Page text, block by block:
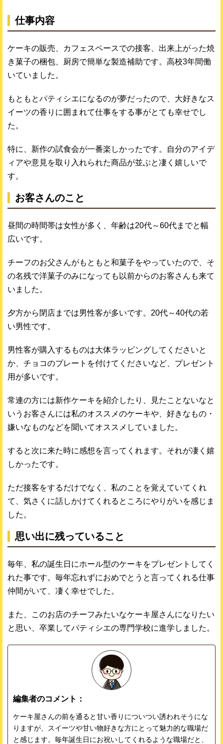
仕事内容
ケーキの販売、カフェスペースでの接客、出来上がった焼
き菓子の梱包、厨房で簡単な製造補助です。高校3年間働
いていました。
もともとパティシエになるのが夢だったので、大好きなス
イーツの香りに囲まれて仕事をする事がとても幸せでし
た。
特に、新作の試食会が一番楽しかったです。自分のアイデ
ィアや意見を取り入れられた商品が並ぶと凄く嬉しいで
す。
お客さんのこと
昼間の時間帯は女性が多く、年齢は20代～60代までと幅
広いです。
チーフのお父さんがもともと和菓子をやっていたので、そ
の名残で洋菓子のみになっても以前からのお客さんも来て
いました。
夕方から閉店までは男性客が多いです。20代～40代の若
い男性です。
男性客が購入するものは大体ラッピングしてくださいと
か、チョコのプレートを付けてくださいなど、プレゼント
用が多いです。
常連の方には新作ケーキを紹介したり、見たことないなと
いうお客さんには私のオススメのケーキや、好きなもの・
嫌いなものなどを聞いてオススメしていました。
すると次に来た時に感想を言ってくれます。それが凄く嬉
しかったです。
ただ接客をするだけでなく、私のことを覚えていてくれ
て、気さくに話しかけてくれるところにやりがいを感じま
した。
思い出に残っていること
毎年、私の誕生日にホール型のケーキをプレゼントしてく
れた事です。毎年忘れずにおめでとうと言ってくれる仕事
仲間がいて、凄く幸せでした。
また、このお店のチーフみたいなケーキ屋さんになりたい
と思い、卒業してパティシエの専門学校に進学しました。
編集者のコメント：
ケーキ屋さんの前を通ると甘い香りについつい誘われそうにな
りますが、スイーツや甘い物好きな方にとって魅力的な職場だ
と感じます。毎年誕生日にお祝いしてくれるような職場だと、